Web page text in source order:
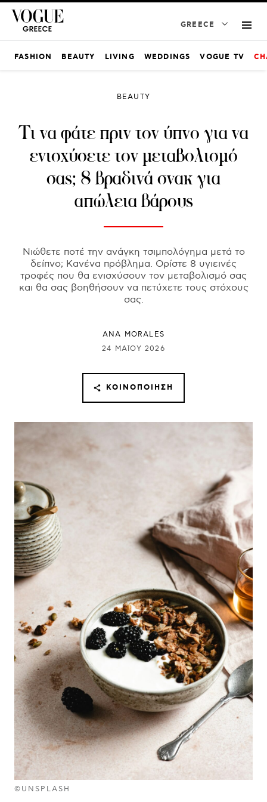
GREECE
FASHION BEAUTY LIVING WEDDINGS VOGUE TV
©UNSPLASH
BEAUTY
Τι να φάτε πριν τον ύπνο για να
ενισχύσετε τον μεταβολισμό
σας; 8 βραδινά σνακ για
απώλεια βάρους
Νιώθετε ποτέ την ανάγκη τσιμπολόγημα μετά το
δείπνο; Κανένα πρόβλημα. Ορίστε 8 υγιεινές
τροφές που θα ενισχύσουν τον μεταβολισμό σας
και θα σας βοηθήσουν να πετύχετε τους στόχους
σας.
ANA MORALES
24 ΜΑΪ́ΟΥ 2026
ΚΟΙΝΟΠΟΊΗΣΗ